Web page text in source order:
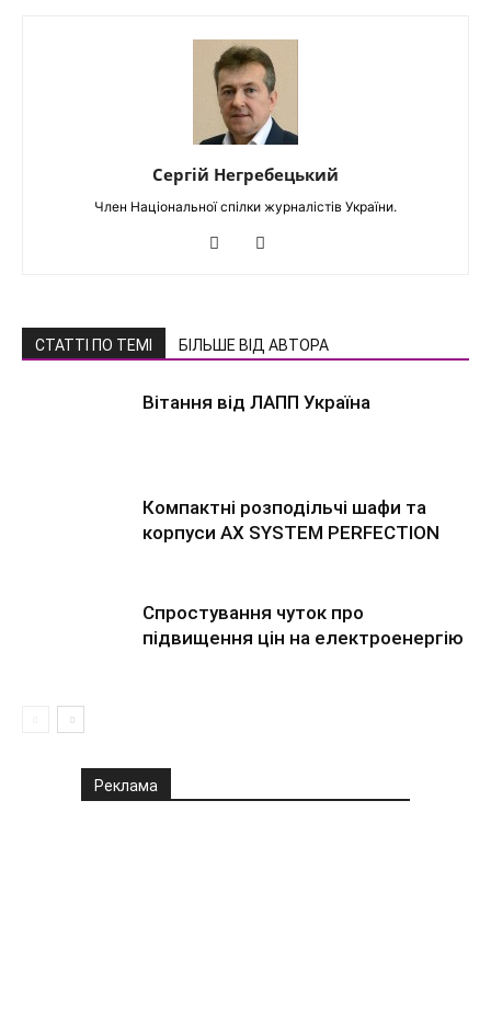
Сергій Негребецький
Член Національної спілки журналістів України.
СТАТТІ ПО ТЕМІ БІЛЬШЕ ВІД АВТОРА
Вітання від ЛАПП Україна
Компактні розподільчі шафи та
корпуси AX SYSTEM PERFECTION
Спростування чуток про
підвищення цін на електроенергію
Реклама